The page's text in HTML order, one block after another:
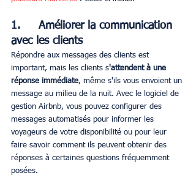
1.     Améliorer la communication
avec les clients
Répondre aux messages des clients est
important, mais les clients s'attendent à une
réponse immédiate, même s'ils vous envoient un
message au milieu de la nuit. Avec le logiciel de
gestion Airbnb, vous pouvez configurer des
messages automatisés pour informer les
voyageurs de votre disponibilité ou pour leur
faire savoir comment ils peuvent obtenir des
réponses à certaines questions fréquemment
posées.